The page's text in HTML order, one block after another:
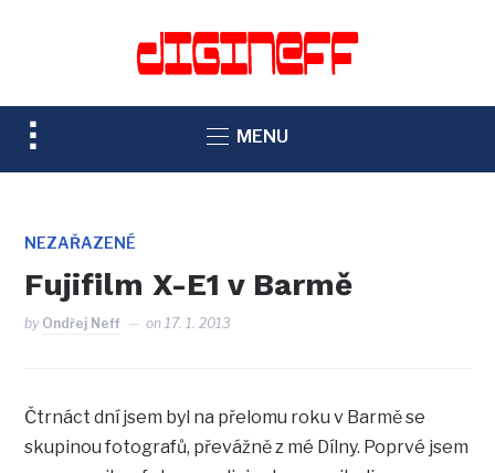
TOGGLE
SIDEBAR
NAVIGATION
MENU
NEZAŘAZENÉ
Fujifilm X-E1 v Barmě
by Ondřej Neff on17. 1. 2013
Čtrnáct dní jsem byl na přelomu roku v Barmě se
skupinou fotografů, převážně z mé Dílny. Poprvé jsem